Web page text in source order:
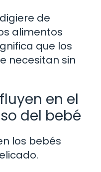
de
alimentos
que los
necesitan sin
en el
del bebé
los bebés